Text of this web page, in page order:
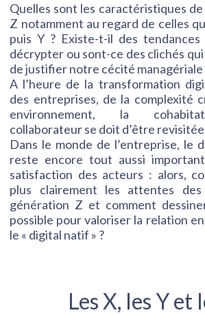
Quelles sont les caractéristiques
Z notamment au regard de celles
puis Y ? Existe-t-il des
décrypter ou sont-ce des clichés
de justifier notre cécité managériale
A l’heure de la transformation
des entreprises, de la complexité
environnement, la
collaborateur se doit d’être
Dans le monde de l’entreprise, le
reste encore tout aussi
satisfaction des acteurs : alors,
plus clairement les attentes
génération Z et comment
possible pour valoriser la relation
le « digital natif » ?
Les X, les Y et